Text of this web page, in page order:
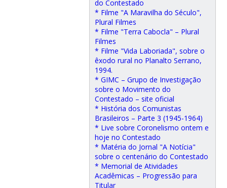
do Contestado
* Filme "A Maravilha do Século",
Plural Filmes
* Filme "Terra Cabocla" – Plural
Filmes
* Filme "Vida Laboriada", sobre o
êxodo rural no Planalto Serrano,
1994.
* GIMC – Grupo de Investigação
sobre o Movimento do
Contestado – site oficial
* História dos Comunistas
Brasileiros – Parte 3 (1945-1964)
* Live sobre Coronelismo ontem e
hoje no Contestado
* Matéria do Jornal "A Notícia"
sobre o centenário do Contestado
* Memorial de Atividades
Acadêmicas – Progressão para
Titular